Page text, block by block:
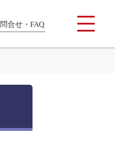
問合せ・FAQ